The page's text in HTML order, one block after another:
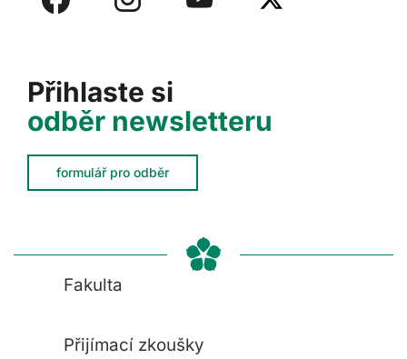
Přihlaste si
odběr newsletteru
formulář pro odběr
Fakulta
Přijímací zkoušky